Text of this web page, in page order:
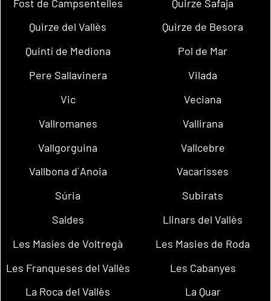
Fost de Campsentelles
Quirze Safaja
Quirze del Vallès
Quirze de Besora
Quintí de Mediona
Pol de Mar
Pere Sallavinera
Vilada
Vic
Veciana
Vallromanes
Vallirana
Vallgorguina
Vallcebre
Vallbona d´Anoia
Vacarisses
Súria
Subirats
Saldes
Llinars del Vallès
Les Masíes de Voltregà
Les Masies de Roda
Les Franqueses del Vallès
Les Cabanyes
La Roca del Vallès
La Quar